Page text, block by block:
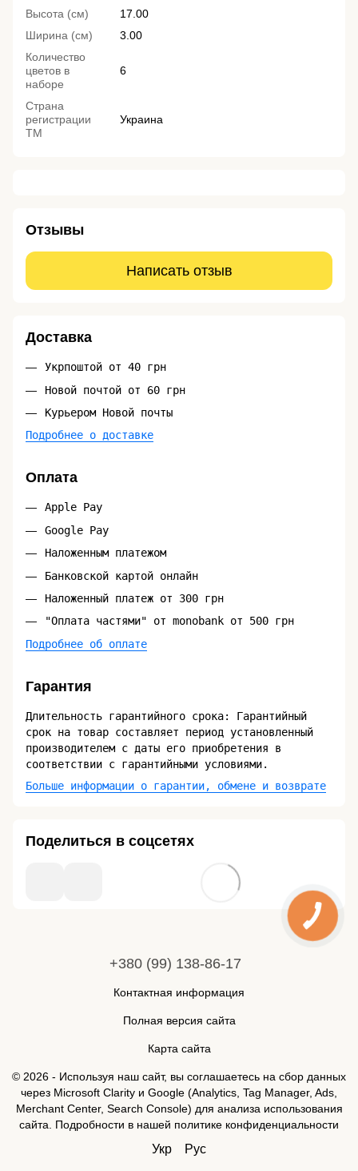
Высота (см)
17.00
Ширина (см)
3.00
Количество
цветов в
наборе
6
Страна
регистрации
ТМ
Украина
Отзывы
Написать отзыв
Доставка
Укрпоштой от 40 грн
Новой почтой от 60 грн
Курьером Новой почты
Подробнее о доставке
Оплата
Apple Pay
Google Pay
Наложенным платежом
Банковской картой онлайн
Наложенный платеж от 300 грн
"Оплата частями" от monobank от 500 грн
Подробнее об оплате
Гарантия
Длительность гарантийного срока: Гарантийный
срок на товар составляет период установленный
производителем с даты его приобретения в
соответствии с гарантийными условиями.
Больше информации о гарантии, обмене и возврате
Поделиться в соцсетях
+380 (99) 138-86-17
Контактная информация
Полная версия сайта
Карта сайта
© 2026 - Используя наш сайт, вы соглашаетесь на сбор данных
через Microsoft Clarity и Google (Analytics, Tag Manager, Ads,
Merchant Center, Search Console) для анализа использования
сайта. Подробности в нашей политике конфиденциальности
Укр Рус